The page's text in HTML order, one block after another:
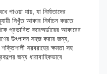
পাওয়া যায়, যা নির্মাতাদের
নিখুঁত আকার নির্বাচন করতে
প্রভাবিত করেঅর্ডারের আকারের
উৎপাদন সহজ করার জন্য,
সরবরাহের ক্ষমতা সহ
জন্য ধারাবাহিকভাবে